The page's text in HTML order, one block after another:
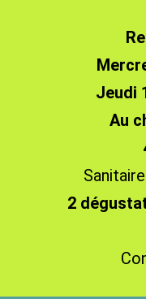
Jeudi
Au
2